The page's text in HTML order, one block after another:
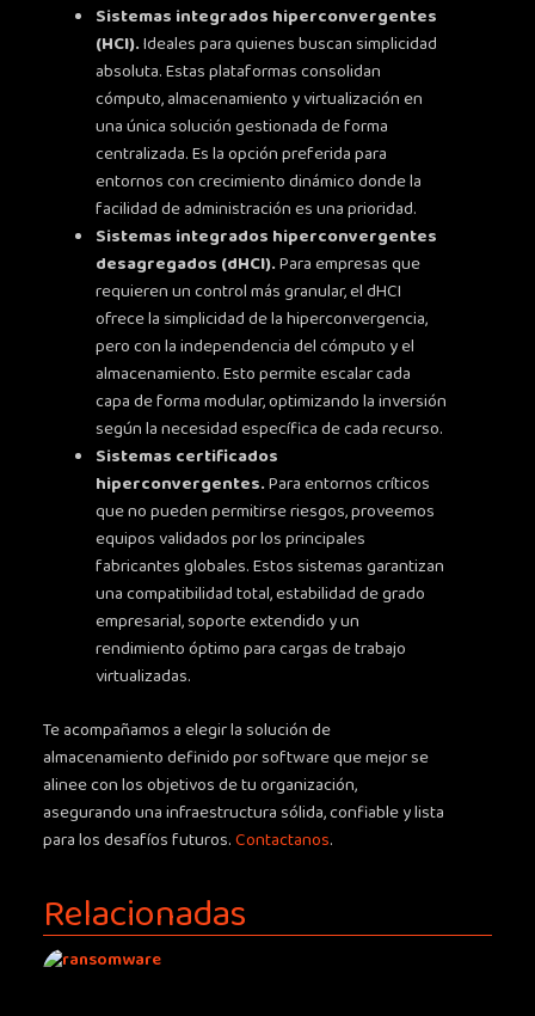
Sistemas integrados hiperconvergentes
(HCI).Ideales para quienes buscan simplicidad
absoluta. Estas plataformas consolidan
cómputo, almacenamiento y virtualización en
una única solución gestionada de forma
centralizada. Es la opción preferida para
entornos con crecimiento dinámico donde la
facilidad de administración es una prioridad.
Sistemas integrados hiperconvergentes
desagregados (dHCI).Para empresas que
requieren un control más granular, el dHCI
ofrece la simplicidad de la hiperconvergencia,
pero con la independencia del cómputo y el
almacenamiento. Esto permite escalar cada
capa de forma modular, optimizando la inversión
según la necesidad específica de cada recurso.
Sistemas certificados
hiperconvergentes.Para entornos críticos
que no pueden permitirse riesgos, proveemos
equipos validados por los principales
fabricantes globales. Estos sistemas garantizan
una compatibilidad total, estabilidad de grado
empresarial, soporte extendido y un
rendimiento óptimo para cargas de trabajo
virtualizadas.
Te acompañamos a elegir la solución de
almacenamiento definido por software que mejor se
alinee con los objetivos de tu organización,
asegurando una infraestructura sólida, confiable y lista
para los desafíos futuros.Contactanos.
Relacionadas